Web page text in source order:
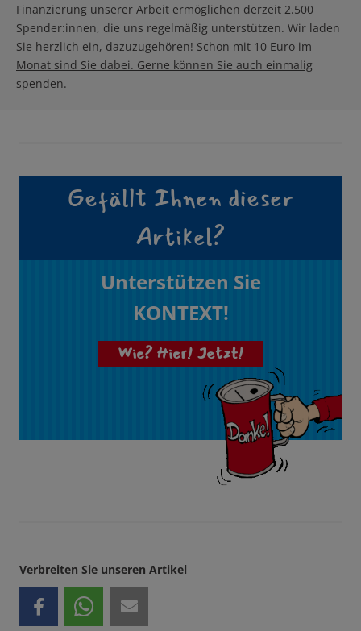
Finanzierung unserer Arbeit ermöglichen derzeit 2.500
Spender:innen, die uns regelmäßig unterstützen. Wir laden
Sie herzlich ein, dazuzugehören! Schon mit 10 Euro im
Monat sind Sie dabei. Gerne können Sie auch einmalig
spenden.
Gefällt Ihnen dieser
Artikel?
Unterstützen Sie
KONTEXT!
Wie? Hier! Jetzt!
Verbreiten Sie unseren Artikel